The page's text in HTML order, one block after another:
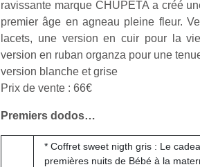
ravissante marque CHUPETA a créé
premier âge en agneau pleine fleur.
lacets, une version en cuir pour la
version en ruban organza pour une
version blanche et grise
Prix de vente : 66€
Premiers dodos…
* Coffret sweet nigth gris : Le
premières nuits de Bébé à la